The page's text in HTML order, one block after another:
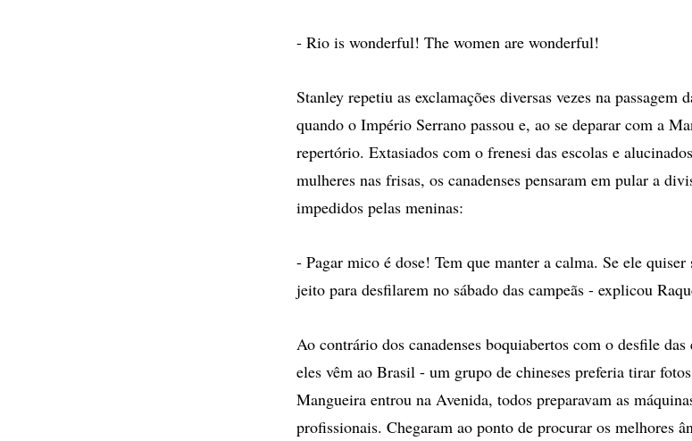
- Rio is wonderful! The women are wonderful!
Stanley repetiu as exclamações diversas vezes na passagem
quando o Império Serrano passou e, ao se deparar com a
repertório. Extasiados com o frenesi das escolas e
mulheres nas frisas, os canadenses pensaram em pular a
impedidos pelas meninas:
- Pagar mico é dose! Tem que manter a calma. Se ele
jeito para desfilarem no sábado das campeãs - explicou
Ao contrário dos canadenses boquiabertos com o desfile
eles vêm ao Brasil - um grupo de chineses preferia tirar
Mangueira entrou na Avenida, todos preparavam as
profissionais. Chegaram ao ponto de procurar os melhores